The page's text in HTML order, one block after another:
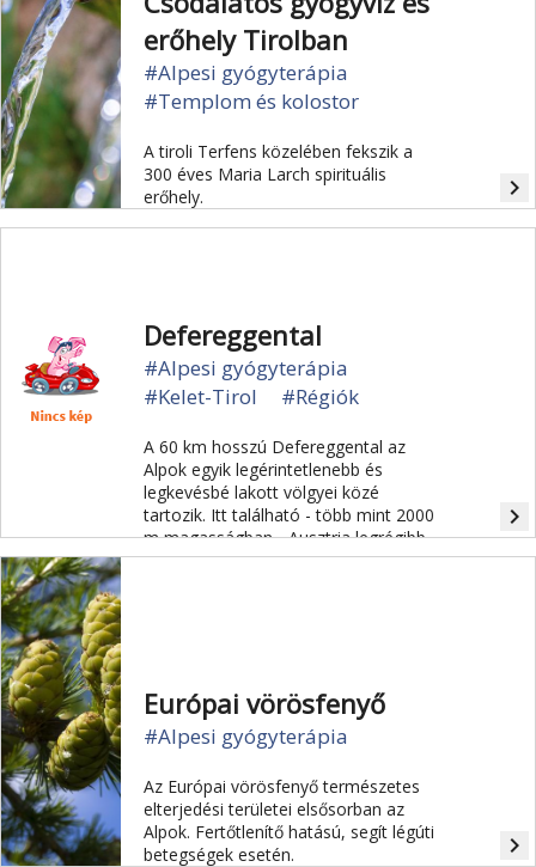
erőhely Tirolban
#Alpesi gyógyterápia
#Templom és kolostor
A tiroli Terfens közelében fekszik a
300 éves Maria Larch spirituális
erőhely.
navigate_next
Defereggental
#Alpesi gyógyterápia
#Kelet-Tirol
#Régiók
A 60 km hosszú Defereggental az
Alpok egyik legérintetlenebb és
legkevésbé lakott völgyei közé
tartozik. Itt található - több mint 2000
m magasságban - Ausztria legrégibb
Almja, az írásos emlékekben már
navigate_next
Európai vörösfenyő
#Alpesi gyógyterápia
Az Európai vörösfenyő természetes
elterjedési területei elsősorban az
Alpok. Fertőtlenítő hatású, segít légúti
betegségek esetén.
navigate_next